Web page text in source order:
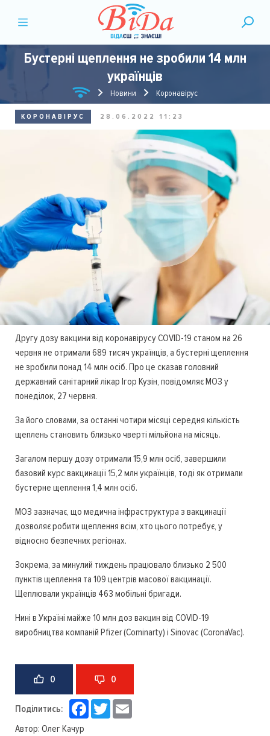
Бустерні щеплення не зробили 14 млн
українців
Новини Коронавірус
КОРОНАВІРУС 28.06.2022 11:23
Другу дозу вакцини від коронавірусу COVID-19 станом на 26
червня не отримали 689 тисяч українців, а бустерні щеплення
не зробили понад 14 млн осіб. Про це сказав головний
державний санітарний лікар Ігор Кузін, повідомляє МОЗ у
понеділок, 27 червня.
За його словами, за останні чотири місяці середня кількість
щеплень становить близько чверті мільйона на місяць.
Загалом першу дозу отримали 15,9 млн осіб, завершили
базовий курс вакцинації 15,2 млн українців, тоді як отримали
бустерне щеплення 1,4 млн осіб.
МОЗ зазначає, що медична інфраструктура з вакцинації
дозволяє робити щеплення всім, хто цього потребує, у
відносно безпечних регіонах.
Зокрема, за минулий тиждень працювало близько 2 500
пунктів щеплення та 109 центрів масової вакцинації.
Щеплювали українців 463 мобільні бригади.
Нині в Україні майже 10 млн доз вакцин від COVID-19
виробництва компаній Pfizer (Cominarty) і Sinovac (CoronaVac).
0 0
Поділитись: Facebook
Twitter
Автор: Олег Качур